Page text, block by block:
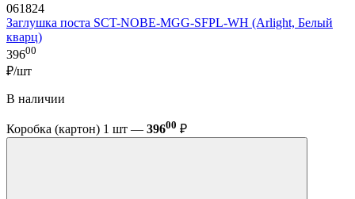
061824
Заглушка поста SCT-NOBE-MGG-SFPL-WH (Arlight, Белый
кварц)
39600
₽/шт
В наличии
Коробка (картон) 1 шт — 39600 ₽